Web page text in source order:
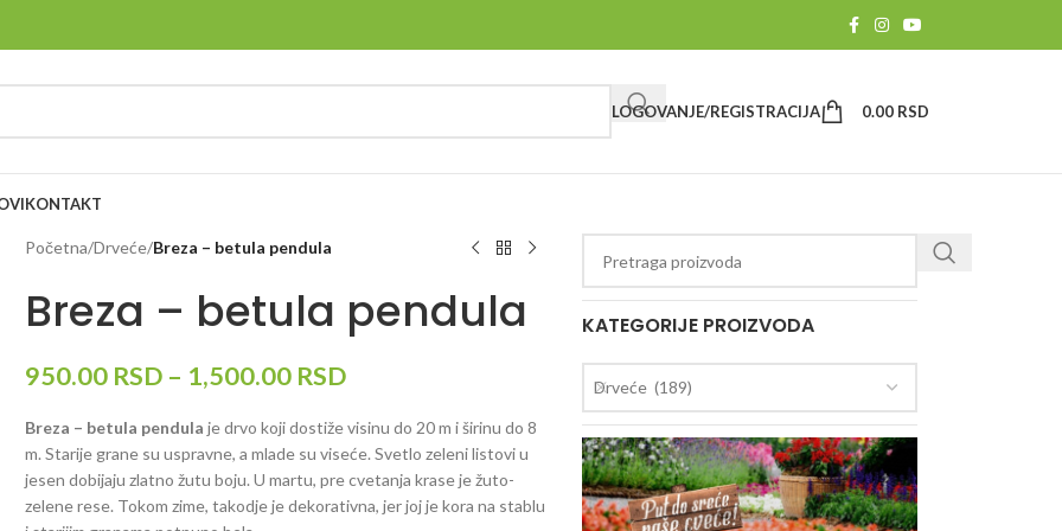
LOGOVANJE/REGISTRACIJA 0.00 RSD
KONTAKT
Početna/Drveće/Breza – betula pendula
Breza – betula pendula
950.00 RSD – 1,500.00 RSD
Breza – betula pendula je drvo koji dostiže visinu do 20 m i širinu do 8
m. Starije grane su uspravne, a mlade su viseće. Svetlo zeleni listovi u
jesen dobijaju zlatno žutu boju. U martu, pre cvetanja krase je žuto-
zelene rese. Tokom zime, takodje je dekorativna, jer joj je kora na stablu
KATEGORIJE PROIZVODA
Drveće (189)